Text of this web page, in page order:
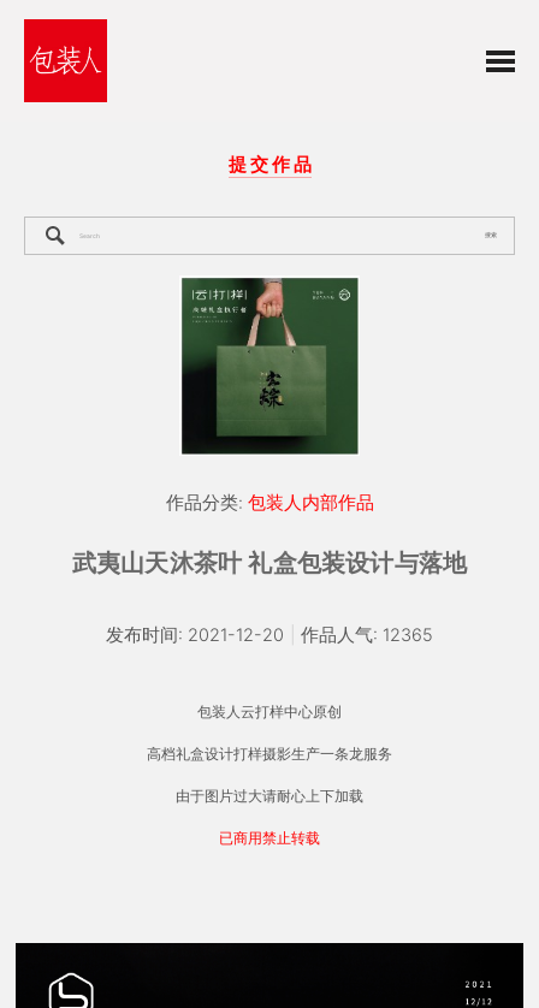
提 交 作 品
搜索
作品分类: 包装人内部作品
武夷山天沐茶叶 礼盒包装设计与落地
发布时间: 2021-12-20 作品人气: 12365
包装人云打样中心原创
高档礼盒设计打样摄影生产一条龙服务
由于图片过大请耐心上下加载
已商用禁止转载